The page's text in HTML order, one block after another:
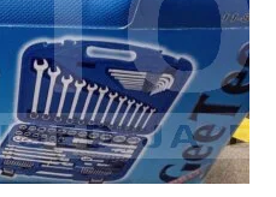
🔍